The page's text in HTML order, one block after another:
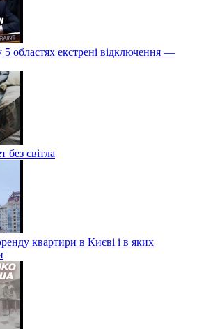
областях екстрені відключення —
без світла
квартири в Києві і в яких